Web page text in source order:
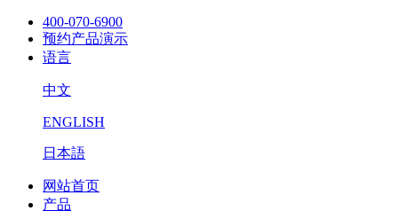
400-070-6900
预约产品演示
语言
中文
ENGLISH
日本語
网站首页
产品